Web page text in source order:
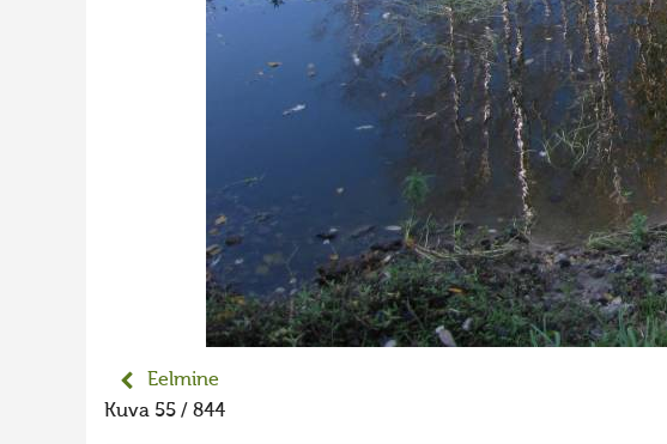
Eelmine
Kuva 55 / 844